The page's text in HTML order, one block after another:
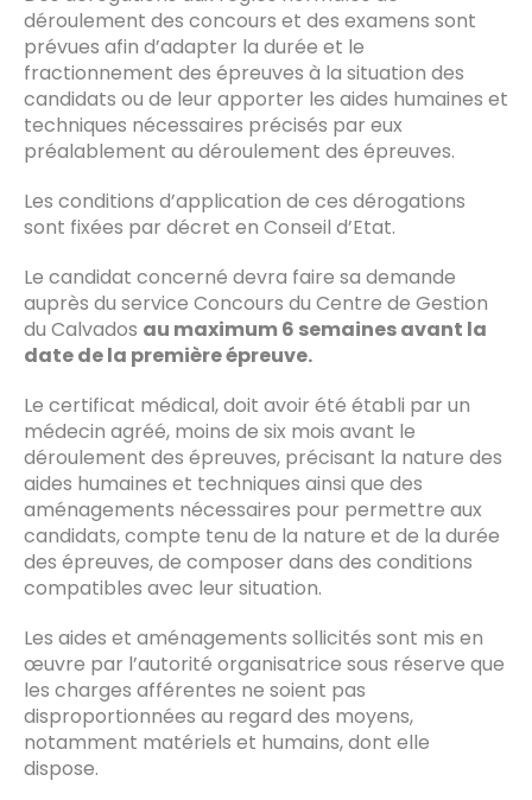
déroulement des concours et des examens sont
prévues afin d’adapter la durée et le
fractionnement des épreuves à la situation des
candidats ou de leur apporter les aides humaines et
techniques nécessaires précisés par eux
préalablement au déroulement des épreuves.
Les conditions d’application de ces dérogations
sont fixées par décret en Conseil d’Etat.
Le candidat concerné devra faire sa demande
auprès du service Concours du Centre de Gestion
du Calvados au maximum 6 semaines avant la
date de la première épreuve.
Le certificat médical, doit avoir été établi par un
médecin agréé, moins de six mois avant le
déroulement des épreuves, précisant la nature des
aides humaines et techniques ainsi que des
aménagements nécessaires pour permettre aux
candidats, compte tenu de la nature et de la durée
des épreuves, de composer dans des conditions
compatibles avec leur situation.
Les aides et aménagements sollicités sont mis en
œuvre par l’autorité organisatrice sous réserve que
les charges afférentes ne soient pas
disproportionnées au regard des moyens,
notamment matériels et humains, dont elle
dispose.